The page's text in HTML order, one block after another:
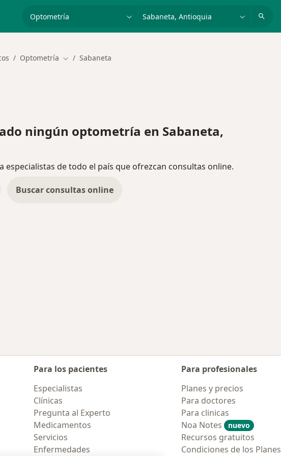
especialidad, enfermedad o nombre
Optometría Cambiar de ciudad
Sabaneta
ningún optometría en Sabaneta,
especialistas de todo el país que ofrezcan consultas online.
Buscar consultas online
Para los pacientes
Especialistas
Clínicas
Pregunta al Experto
Medicamentos
Servicios
Enfermedades
Para profesionales
Planes y precios
Para doctores
Para clinicas
Noa Notes
nuevo
Recursos gratuitos
Condiciones de los Planes